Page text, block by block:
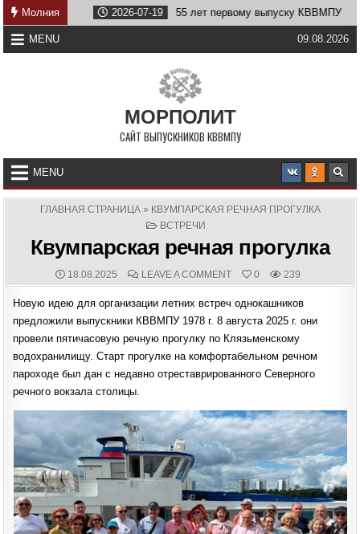
Skip
to
content
Молния2026-07-19 55 лет первому выпуску КВВМПУ
MENU 09.08.2026
МОРПОЛИТ
САЙТ ВЫПУСКНИКОВ КВВМПУ
MENU
ГЛАВНАЯ СТРАНИЦА» КВУМПАРСКАЯ РЕЧНАЯ ПРОГУЛКА
POSTED
ВСТРЕЧИ
Квумпарская речная прогулка
PUBLISHED
DATE:
18.08.2025 COMMENTS:
LEAVE A COMMENTON
КВУМПАРСКАЯ
ПРОГУЛКА
0 239
Новую идею для организации летних встреч однокашников
предложили выпускники КВВМПУ 1978 г. 8 августа 2025 г. они
провели пятичасовую речную прогулку по Клязьменскому
водохранилищу. Старт прогулке на комфортабельном речном
пароходе был дан с недавно отреставрированного Северного
речного вокзала столицы.